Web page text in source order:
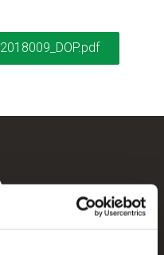
2018009_DOP.pdf